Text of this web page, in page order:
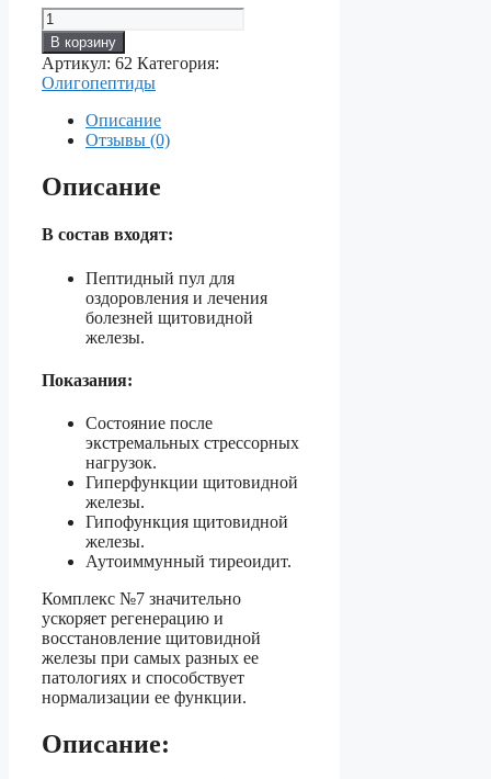
Количество
товара
ОЛИГОПЕПТИДЫ
№07
—
Для
оздоровления
лечения
болезней
железы.
В корзину
Артикул: 62 Категория:
Олигопептиды
Описание
Отзывы (0)
Описание
В состав входят:
Пептидный пул для
оздоровления и лечения
болезней щитовидной
железы.
Показания:
Состояние после
экстремальных стрессорных
нагрузок.
Гиперфункции щитовидной
железы.
Гипофункция щитовидной
железы.
Аутоиммунный тиреоидит.
Комплекс №7 значительно
ускоряет регенерацию и
восстановление щитовидной
железы при самых разных ее
патологиях и способствует
нормализации ее функции.
Описание: